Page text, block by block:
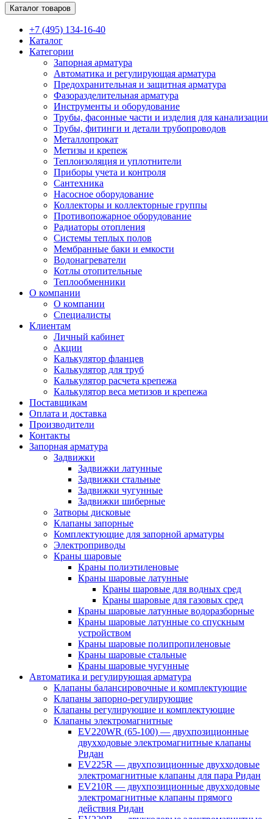
Каталог товаров
+7 (495) 134-16-40
Каталог
Категории
Запорная арматура
Автоматика и регулирующая арматура
Предохранительная и защитная арматура
Фазоразделительная арматура
Инструменты и оборудование
Трубы, фасонные части и изделия для канализации
Трубы, фитинги и детали трубопроводов
Металлопрокат
Метизы и крепеж
Теплоизоляция и уплотнители
Приборы учета и контроля
Сантехника
Насосное оборудование
Коллекторы и коллекторные группы
Противопожарное оборудование
Радиаторы отопления
Системы теплых полов
Мембранные баки и емкости
Водонагреватели
Котлы отопительные
Теплообменники
О компании
О компании
Специалисты
Клиентам
Личный кабинет
Акции
Калькулятор фланцев
Калькулятор для труб
Калькулятор расчета крепежа
Калькулятор веса метизов и крепежа
Поставщикам
Оплата и доставка
Производители
Контакты
Запорная арматура
Задвижки
Задвижки латунные
Задвижки стальные
Задвижки чугунные
Задвижки шиберные
Затворы дисковые
Клапаны запорные
Комплектующие для запорной арматуры
Электроприводы
Краны шаровые
Краны полиэтиленовые
Краны шаровые латунные
Краны шаровые для водных сред
Краны шаровые для газовых сред
Краны шаровые латунные водоразборные
Краны шаровые латунные со спускным
устройством
Краны шаровые полипропиленовые
Краны шаровые стальные
Краны шаровые чугунные
Автоматика и регулирующая арматура
Клапаны балансировочные и комплектующие
Клапаны запорно-регулирующие
Клапаны регулирующие и комплектующие
Клапаны электромагнитные
EV220WR (65-100) — двухпозиционные
двухходовые электромагнитные клапаны
Ридан
EV225R — двухпозиционные двухходовые
электромагнитные клапаны для пара Ридан
EV210R — двухпозиционные двухходовые
электромагнитные клапаны прямого
действия Ридан